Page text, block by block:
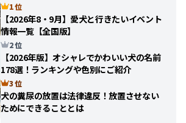
1 位
【2026年8・9月】愛犬と行きたいイベント
情報一覧【全国版】
2 位
【2026年版】オシャレでかわいい犬の名前
178選！ランキングや色別にご紹介
3 位
犬の糞尿の放置は法律違反！放置させない
ためにできることとは